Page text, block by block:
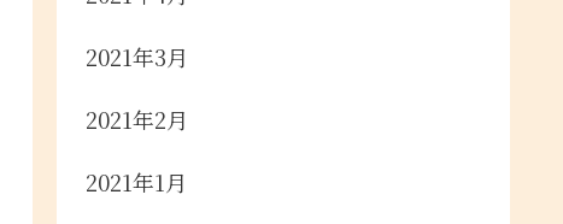
2021年3月
2021年2月
2021年1月